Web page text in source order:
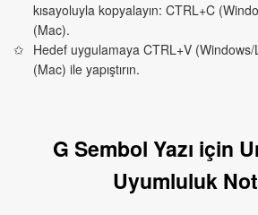
kısayoluyla kopyalayın: CTRL+C
(Mac).
Hedef uygulamaya CTRL+V
(Mac) ile yapıştırın.
G Sembol Yazı için
Uyumluluk